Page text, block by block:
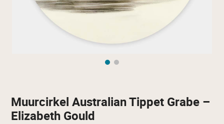
Muurcirkel Australian Tippet Grabe –
Elizabeth Gould